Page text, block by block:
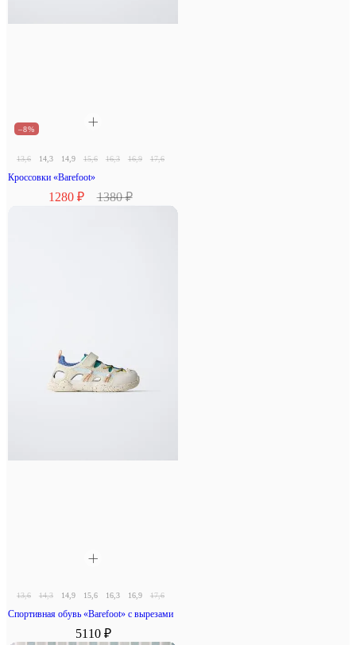
–8%
13,6 14,3 14,9 15,6 16,3 16,9 17,6
Кроссовки «Barefoot»
1280 ₽ 1380 ₽
13,6 14,3 14,9 15,6 16,3 16,9 17,6
Спортивная обувь «Barefoot» с вырезами
5110 ₽